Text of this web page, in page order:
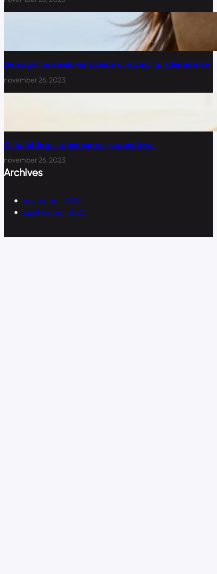
De magische wereld van paarden: verzorging, rijden en meer
november 26, 2023
Ontrafel de geheimen van een gezond leven
november 26, 2023
Archives
november 2023
september 2023